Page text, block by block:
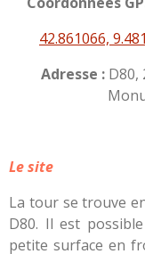
42.861066,
Adresse :D80,
Le site
La tour se trouve
D80. Il est
petite surface en